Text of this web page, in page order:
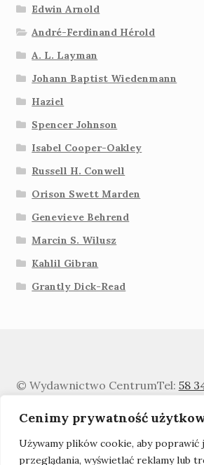
Cenimy prywatność
Używamy plików cookie, aby poprawić
przeglądania, wyświetlać reklamy lub
Edwin Arnold
André-Ferdinand Hérold
A. L. Layman
Johann Baptist Wiedenmann
Haziel
Spencer Johnson
Isabel Cooper-Oakley
Russell H. Conwell
Orison Swett Marden
Genevieve Behrend
Marcin S. Wilusz
Kahlil Gibran
Grantly Dick-Read
© Wydawnictwo CentrumTel: 58
Polityka prywatności